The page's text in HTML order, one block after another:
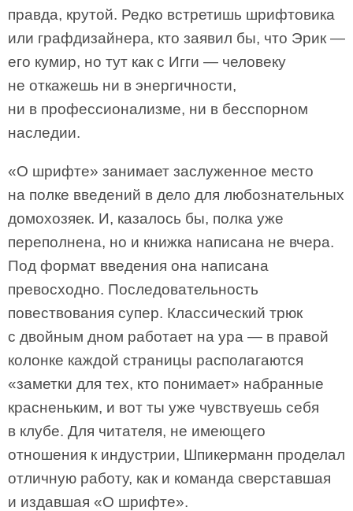
правда, крутой. Редко встретишь шрифтовика
или графдизайнера, кто заявил бы, что Эрик —
его кумир, но тут как с Игги — человеку
не откажешь ни в энергичности,
ни в профессионализме, ни в бесспорном
наследии.
«О шрифте» занимает заслуженное место
на полке введений в дело для любознательных
домохозяек. И, казалось бы, полка уже
переполнена, но и книжка написана не вчера.
Под формат введения она написана
превосходно. Последовательность
повествования супер. Классический трюк
с двойным дном работает на ура — в правой
колонке каждой страницы располагаются
«заметки для тех, кто понимает» набранные
красненьким, и вот ты уже чувствуешь себя
в клубе. Для читателя, не имеющего
отношения к индустрии, Шпикерманн проделал
отличную работу, как и команда сверставшая
и издавшая «О шрифте».